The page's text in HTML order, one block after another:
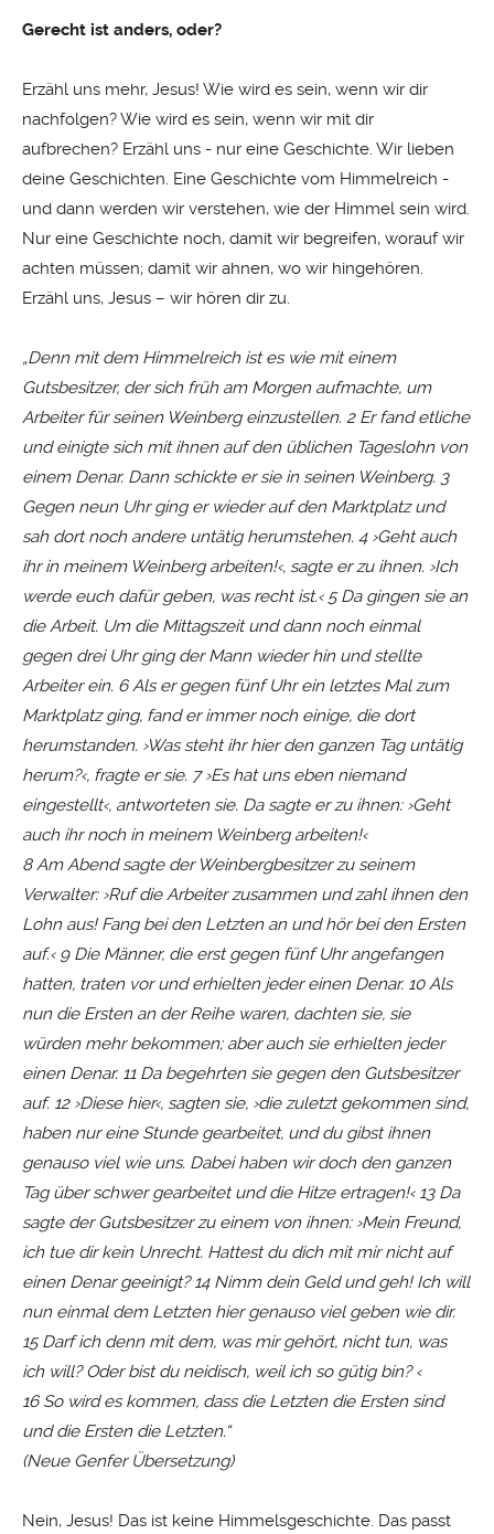
Gerecht ist anders, oder?
Erzähl uns mehr, Jesus! Wie wird es sein, wenn wir dir
nachfolgen? Wie wird es sein, wenn wir mit dir
aufbrechen? Erzähl uns - nur eine Geschichte. Wir lieben
deine Geschichten. Eine Geschichte vom Himmelreich -
und dann werden wir verstehen, wie der Himmel sein wird.
Nur eine Geschichte noch, damit wir begreifen, worauf wir
achten müssen; damit wir ahnen, wo wir hingehören.
Erzähl uns, Jesus – wir hören dir zu.
„Denn mit dem Himmelreich ist es wie mit einem
Gutsbesitzer, der sich früh am Morgen aufmachte, um
Arbeiter für seinen Weinberg einzustellen. 2 Er fand etliche
und einigte sich mit ihnen auf den üblichen Tageslohn von
einem Denar. Dann schickte er sie in seinen Weinberg. 3
Gegen neun Uhr ging er wieder auf den Marktplatz und
sah dort noch andere untätig herumstehen. 4 ›Geht auch
ihr in meinem Weinberg arbeiten!‹, sagte er zu ihnen. ›Ich
werde euch dafür geben, was recht ist.‹ 5 Da gingen sie an
die Arbeit. Um die Mittagszeit und dann noch einmal
gegen drei Uhr ging der Mann wieder hin und stellte
Arbeiter ein. 6 Als er gegen fünf Uhr ein letztes Mal zum
Marktplatz ging, fand er immer noch einige, die dort
herumstanden. ›Was steht ihr hier den ganzen Tag untätig
herum?‹, fragte er sie. 7 ›Es hat uns eben niemand
eingestellt‹, antworteten sie. Da sagte er zu ihnen: ›Geht
auch ihr noch in meinem Weinberg arbeiten!‹
8 Am Abend sagte der Weinbergbesitzer zu seinem
Verwalter: ›Ruf die Arbeiter zusammen und zahl ihnen den
Lohn aus! Fang bei den Letzten an und hör bei den Ersten
auf.‹ 9 Die Männer, die erst gegen fünf Uhr angefangen
hatten, traten vor und erhielten jeder einen Denar. 10 Als
nun die Ersten an der Reihe waren, dachten sie, sie
würden mehr bekommen; aber auch sie erhielten jeder
einen Denar. 11 Da begehrten sie gegen den Gutsbesitzer
auf. 12 ›Diese hier‹, sagten sie, ›die zuletzt gekommen sind,
haben nur eine Stunde gearbeitet, und du gibst ihnen
genauso viel wie uns. Dabei haben wir doch den ganzen
Tag über schwer gearbeitet und die Hitze ertragen!‹ 13 Da
sagte der Gutsbesitzer zu einem von ihnen: ›Mein Freund,
ich tue dir kein Unrecht. Hattest du dich mit mir nicht auf
einen Denar geeinigt? 14 Nimm dein Geld und geh! Ich will
nun einmal dem Letzten hier genauso viel geben wie dir.
15 Darf ich denn mit dem, was mir gehört, nicht tun, was
ich will? Oder bist du neidisch, weil ich so gütig bin? ‹
16 So wird es kommen, dass die Letzten die Ersten sind
und die Ersten die Letzten.“
(Neue Genfer Übersetzung)
Nein, Jesus! Das ist keine Himmelsgeschichte. Das passt